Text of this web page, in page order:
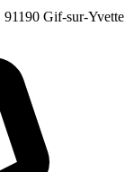
91190 Gif-sur-Yvette